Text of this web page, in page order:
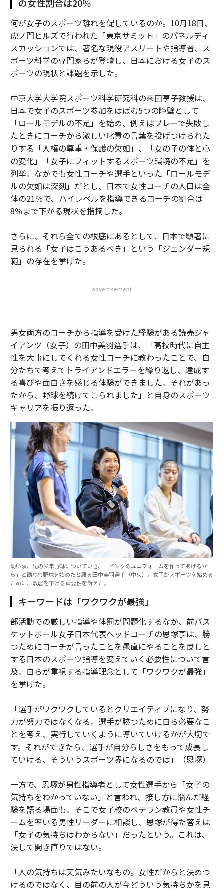
何が女子のスポーツ離れを促しているのか。10月18日、
虎ノ門ヒルズで行われた「東京サミット」のパネルディ
スカッションでは、著名な現役アスリートや指導者、ス
ポーツ科学の専門家らが登壇し、日本における女子のス
ポーツの現状と課題を示した。
中京大学大学院スポーツ科学研究科の來田享子教授は、
日本で女子のスポーツ参加をはばむ5つの障壁として
「ロールモデルの不足」を始め、例えばプレーで失敗し
たときにコーチから激しい叱責の言葉を投げつけられた
りする「人権の尊重・保護の欠如」、「女の子の体と心
の変化」「女子にフィットするスポーツ環境の不足」を
列挙。なかでも女性コーチや選手といった「ロールモデ
ルの欠如は深刻」だとし、日本で女性コーチの人口は全
体の21％で、ハイレベルを指導できるコーチの割合は
8％まで下がる現状を指摘した。
さらに、それら全ての根底にあるとして、日本で顕著に
見られる「女子はこうあるべき」という「ジェンダー規
範」の存在を挙げた。
advertisement
男女両方のコーチから指導を受けた経験がある読売ジャ
イアンツ（女子）の田中美羽選手は、「高校時代に自主
性を大事にしてくれる女性コーチに教わったことで、自
分たちで考えてトライアンドエラーを繰り返し、達成す
る喜びや面白さを感じる体験ができました。それがあっ
たから、野球を続けてこられました」と自身のスポーツ
キャリアを振り返った。
幼い頃、兄の少年野球についていき、「ピンクのユニフォームを作ってあげるか
ら」と誘われ野球を始めたと語る田中美羽選手（中央）。女子がスポーツを始める
ために、敷居を下げる重要性を訴えた。
キーワードは「ワクワクが最強」
部活動での厳しい指導や体罰が問題化するなか、前バス
ケットボール女子日本代表ヘッドコーチの恩塚亨は、勝
つためにコーチが言ったことを愚直にやることを良しと
する日本のスポーツ指導を変えていく必要性について言
及。自らが重視する指導理念として「ワクワクが最強」
を挙げた。
「選手がワクワクしているとクリエイティブになり、努
力が努力ではなくなる。選手が勝つために自ら必要なこ
とを考え、実行していくように導いていけるかが大切で
す。それができたら、選手が自分らしさをもって成長し
ていける、そういうスポーツ界になるのでは」（恩塚）
一方で、恩塚が男性指導者として女性選手から「女子の
気持ちをわかっていない」と言われ、接し方に悩んだ経
験を語る場面も。そこで女子校のベテラン教員や女性チ
ームを率いる男性リーダーに相談し、恩塚が得た答えは
「女子の気持ちはわからない」だったという。これは、
決して開き直りではない。
「人の気持ちは天気みたいなもの。女性だからと決めつ
けるのではなく、目の前の人が今どういう気持ちかを見